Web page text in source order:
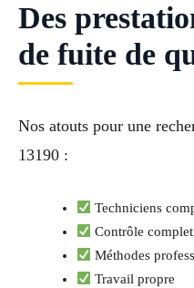
Des
de fuite de
Nos atouts pour une
13190 :
Techniciens
Contrôle complet
Méthodes
Travail propre